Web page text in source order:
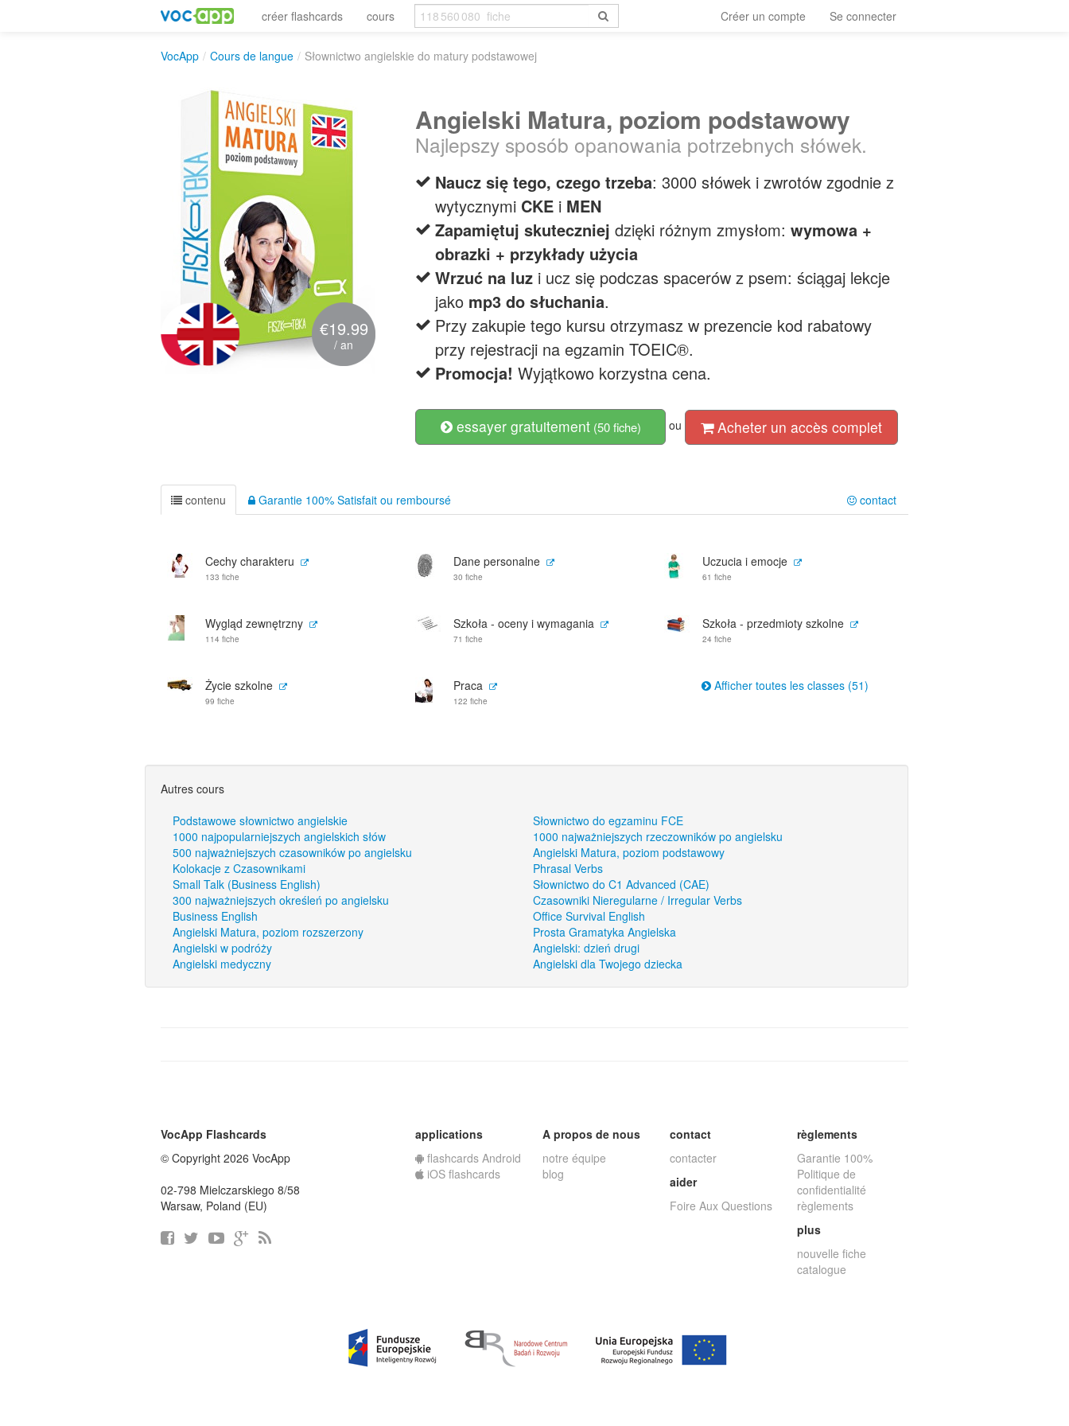
créer flashcards cours Créer un compte Se connecter
VocApp / Cours de langue / Słownictwo angielskie do matury podstawowej
€19.99
/ an
Angielski Matura, poziom podstawowy
Najlepszy sposób opanowania potrzebnych słówek.
Naucz się tego, czego trzeba: 3000 słówek i zwrotów zgodnie z
wytycznymi CKE i MEN
Zapamiętuj skuteczniej dzięki różnym zmysłom: wymowa +
obrazki + przykłady użycia
Wrzuć na luz i ucz się podczas spacerów z psem: ściągaj lekcje
jako mp3 do słuchania.
Przy zakupie tego kursu otrzymasz w prezencie kod rabatowy
przy rejestracji na egzamin TOEIC®.
Promocja! Wyjątkowo korzystna cena.
essayer gratuitement(50 fiche) ou Acheter un accès complet
contenu Garantie 100% Satisfait ou remboursé contact
Cechy charakteru
133 fiche
Dane personalne
30 fiche
Uczucia i emocje
61 fiche
Wygląd zewnętrzny
114 fiche
Szkoła - oceny i wymagania
71 fiche
Szkoła - przedmioty szkolne
24 fiche
Życie szkolne
99 fiche
Praca
122 fiche
Afficher toutes les classes (51)
Autres cours
Podstawowe słownictwo angielskie
Słownictwo do egzaminu FCE
1000 najpopularniejszych angielskich słów
1000 najważniejszych rzeczowników po angielsku
500 najważniejszych czasowników po angielsku
Angielski Matura, poziom podstawowy
Kolokacje z Czasownikami
Phrasal Verbs
Small Talk (Business English)
Słownictwo do C1 Advanced (CAE)
300 najważniejszych określeń po angielsku
Czasowniki Nieregularne / Irregular Verbs
Business English
Office Survival English
Angielski Matura, poziom rozszerzony
Prosta Gramatyka Angielska
Angielski w podróży
Angielski: dzień drugi
Angielski medyczny
Angielski dla Twojego dziecka
VocApp Flashcards
© Copyright 2026 VocApp
02-798 Mielczarskiego 8/58
Warsaw, Poland (EU)
applications
flashcards Android
iOS flashcards
A propos de nous
notre équipe
blog
contact
contacter
aider
Foire Aux Questions
règlements
Garantie 100%
Politique de
confidentialité
règlements
plus
nouvelle fiche
catalogue